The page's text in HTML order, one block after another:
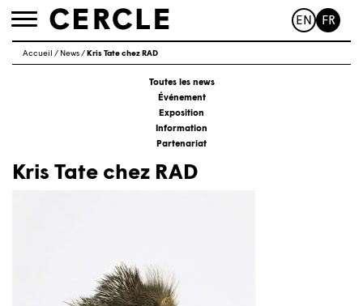
Toggle
EN FR
Accueil / News/ Kris Tate chez RAD
Toutes les news
Événement
Exposition
Information
Partenariat
Kris Tate chez RAD